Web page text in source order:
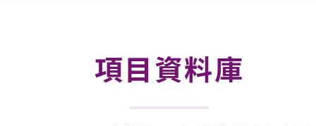
徵求研發項目計劃書
項目資料庫